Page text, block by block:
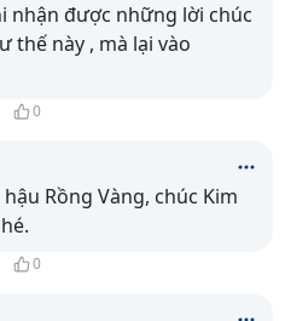
nhận được những lời chúc
thế này , mà lại vào
0
Rồng Vàng, chúc Kim
0